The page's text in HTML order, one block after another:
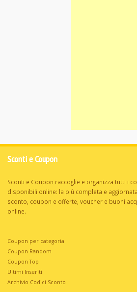
Sconti e Coupon
Sconti e Coupon raccoglie e organizza tutti i
disponibili online: la più completa e
sconto, coupon e offerte, voucher e buoni
online.
Coupon per categoria
Coupon Random
Coupon Top
Ultimi Inseriti
Archivio Codici Sconto